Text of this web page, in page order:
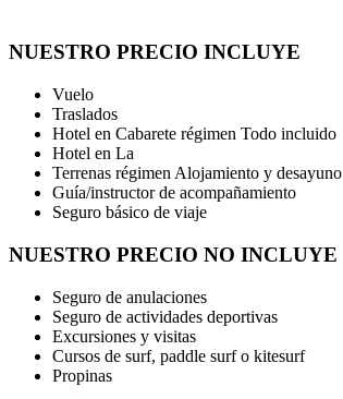
NUESTRO PRECIO INCLUYE
Vuelo
Traslados
Hotel en Cabarete régimen Todo incluido
Hotel en La
Terrenas régimen Alojamiento y desayuno
Guía/instructor de acompañamiento
Seguro básico de viaje
NUESTRO PRECIO NO INCLUYE
Seguro de anulaciones
Seguro de actividades deportivas
Excursiones y visitas
Cursos de surf, paddle surf o kitesurf
Propinas